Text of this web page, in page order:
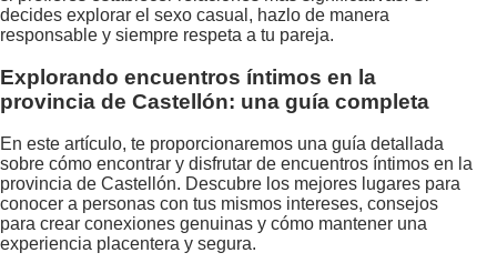
decides explorar el sexo casual, hazlo de manera
responsable y siempre respeta a tu pareja.
Explorando encuentros íntimos en la
provincia de Castellón: una guía completa
En este artículo, te proporcionaremos una guía detallada
sobre cómo encontrar y disfrutar de encuentros íntimos en la
provincia de Castellón. Descubre los mejores lugares para
conocer a personas con tus mismos intereses, consejos
para crear conexiones genuinas y cómo mantener una
experiencia placentera y segura.